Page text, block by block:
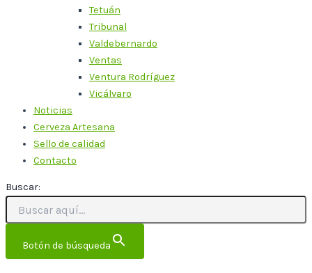
Tetuán
Tribunal
Valdebernardo
Ventas
Ventura Rodríguez
Vicálvaro
Noticias
Cerveza Artesana
Sello de calidad
Contacto
Buscar:
Botón de búsqueda